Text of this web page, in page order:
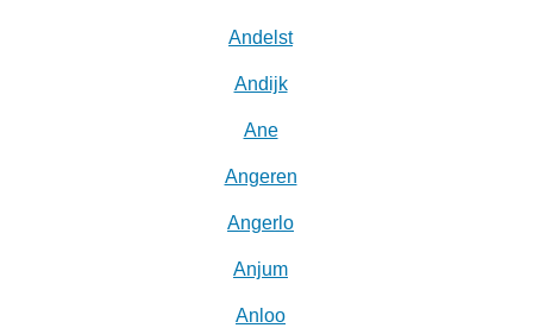
Andelst
Andijk
Ane
Angeren
Angerlo
Anjum
Anloo